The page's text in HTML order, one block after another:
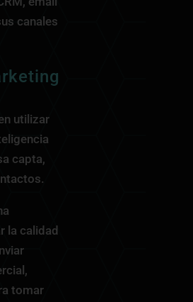
canales
utilizar
capta,
la calidad
tomar